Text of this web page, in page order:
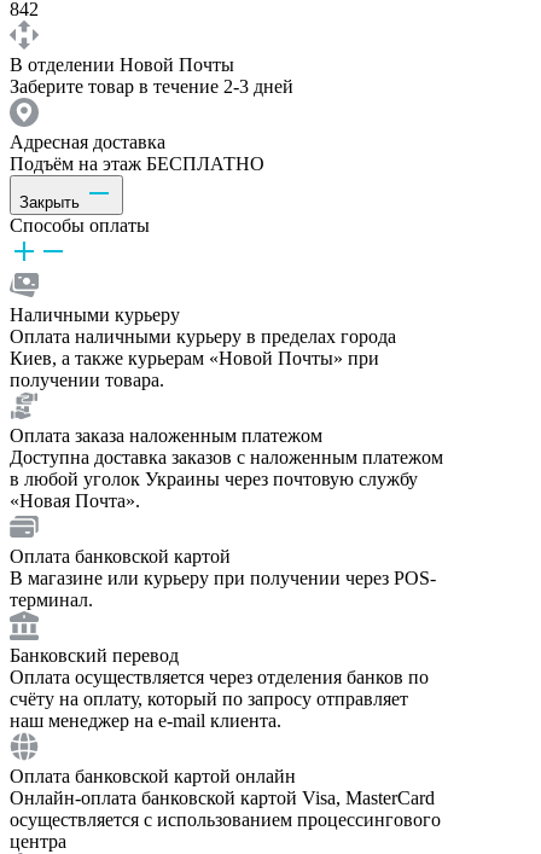
842
В отделении Новой Почты
Заберите товар в течение 2-3 дней
Адресная доставка
Подъём на этаж БЕСПЛАТНО
Закрыть
Способы оплаты
Наличными курьеру
Оплата наличными курьеру в пределах города
Киев, а также курьерам «Новой Почты» при
получении товара.
Оплата заказа наложенным платежом
Доступна доставка заказов с наложенным платежом
в любой уголок Украины через почтовую службу
«Новая Почта».
Оплата банковской картой
В магазине или курьеру при получении через POS-
терминал.
Банковский перевод
Оплата осуществляется через отделения банков по
счёту на оплату, который по запросу отправляет
наш менеджер на e-mail клиента.
Оплата банковской картой онлайн
Онлайн-оплата банковской картой Visa, MasterCard
осуществляется с использованием процессингового
центра